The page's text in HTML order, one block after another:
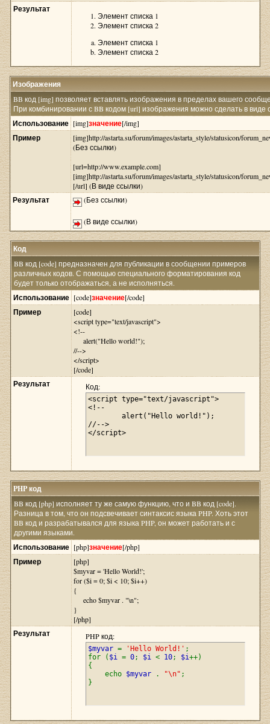
Результат
Элемент списка 1
Элемент списка 2
Элемент списка 1
Элемент списка 2
Изображения
BB код [img] позволяет вставлять изображения в пределах вашего
При комбинировании с BB кодом [url] изображения можно сделать в виде
Использование [img]значение[/img]
Пример
[img]http://astarta.su/forum/images/astarta_style/statusicon/
(Без ссылки)
[url=http://www.example.com]
[img]http://astarta.su/forum/images/astarta_style/statusicon/
[/url] (В виде ссылки)
Результат (Без ссылки)
(В виде ссылки)
Код
BB код [code] предназначен для публикации в сообщении примеров
различных кодов. С помощью специального форматирования код
будет только отображаться, а не исполняться.
Использование [code]значение[/code]
Пример
[code]
<script type="text/javascript">
<!--
alert("Hello world!");
//-->
</script>
[/code]
Результат Код:
<script type="text/javascript">
<!--
//-->
</script>
PHP код
BB код [php] исполняет ту же самую функцию, что и BB код [code].
Разница в том, что он подсвечивает синтаксис языка PHP. Хоть этот
BB код и разрабатывался для языка PHP, он может работать и с
другими языками.
Использование [php]значение[/php]
Пример
[php]
$myvar = 'Hello World!';
for ($i = 0; $i < 10; $i++)
{
echo $myvar . "\n";
}
[/php]
Результат PHP код:
$myvar = 'Hello World!' ;
for ( $i = 0; $i < 10; $i++)
{
echo $myvar . "\n" ;
}